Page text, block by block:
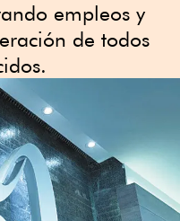
empleos y
de todos